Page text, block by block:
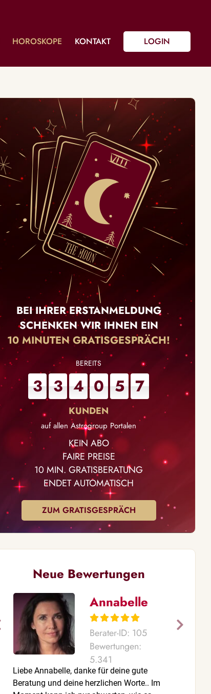
HOROSKOPE KONTAKT LOGIN
BEI IHRER ERSTANMELDUNG
SCHENKEN WIR IHNEN EIN
10 MINUTEN GRATISGESPRÄCH!
3 3 4 0 5 7
auf allen Astrogroup Portalen
KEIN ABO
FAIRE PREISE
10 MIN. GRATISBERATUNG
ENDET AUTOMATISCH
ZUM GRATISGESPRÄCH
Neue Bewertungen
Annabelle
Berater-ID: 105
Bewertungen:
5.341
Liebe Annabelle, danke für deine gute
Beratung und deine herzlichen Worte.. Im